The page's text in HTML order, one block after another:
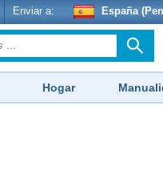
Enviar a: España
Hogar